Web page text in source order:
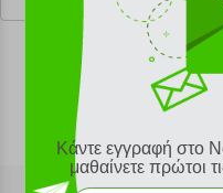
Προτεινόμενη λιανική 19.00 €
Κάντε εγγραφή στο
μαθαίνετε πρώτοι